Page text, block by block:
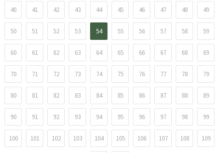
40 41 42 43 44 45 46 47 48 49
50 51 52 53 54 55 56 57 58 59
60 61 62 63 64 65 66 67 68 69
70 71 72 73 74 75 76 77 78 79
80 81 82 83 84 85 86 87 88 89
90 91 92 93 94 95 96 97 98 99
100 101 102 103 104 105 106 107 108 109